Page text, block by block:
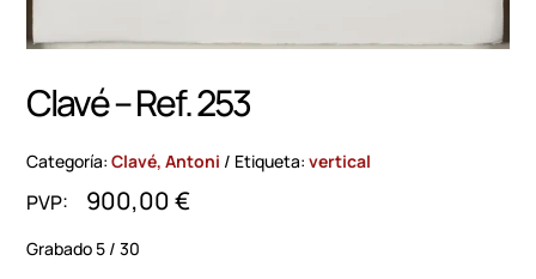
Clavé – Ref. 253
Categoría:Clavé, Antoni Etiqueta:vertical
900,00€
Grabado 5 / 30